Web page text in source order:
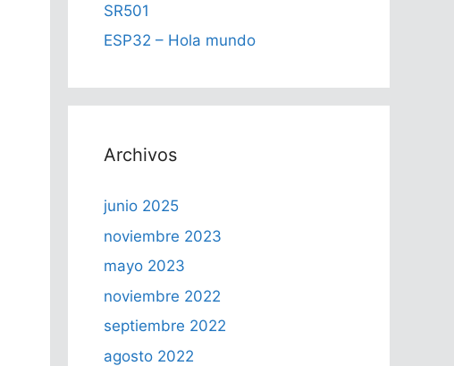
SR501
ESP32 – Hola mundo
Archivos
junio 2025
noviembre 2023
mayo 2023
noviembre 2022
septiembre 2022
agosto 2022